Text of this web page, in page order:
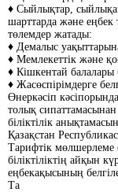
♦ Сыйлықтар,
шарттарда және
төлемдер жатады:
♦ Демалыс
♦ Мемлекеттік және
♦ Кішкентай балалары
♦ Жасөспірімдерге
Өнеркәсіп
толық сипаттамасынан
біліктілік
Қазақстан
Тарифтік
біліктіліктің айқын
еңбекақысының
Та